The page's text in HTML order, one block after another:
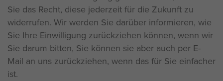
Sie das Recht, diese jederzeit für die Zukunft zu
widerrufen. Wir werden Sie darüber informieren, wie
Sie Ihre Einwilligung zurückziehen können, wenn wir
Sie darum bitten, Sie können sie aber auch per E-
Mail an uns zurückziehen, wenn das für Sie einfacher
ist.